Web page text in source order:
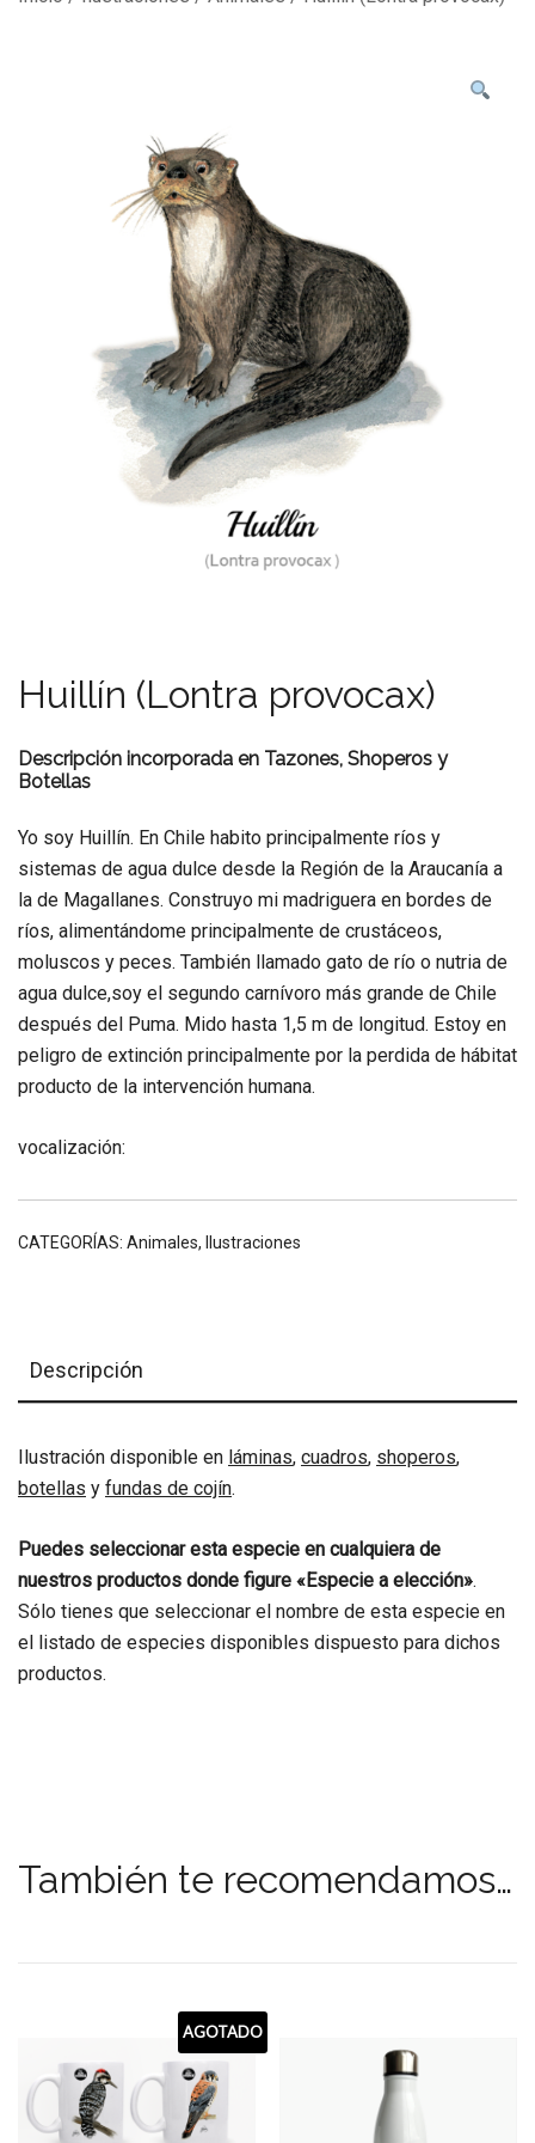
Huillín (Lontra provocax)
Descripción incorporada en Tazones, Shoperos y
Botellas
Yo soy Huillín. En Chile habito principalmente ríos y
sistemas de agua dulce desde la Región de la Araucanía a
la de Magallanes. Construyo mi madriguera en bordes de
ríos, alimentándome principalmente de crustáceos,
moluscos y peces. También llamado gato de río o nutria de
agua dulce,soy el segundo carnívoro más grande de Chile
después del Puma. Mido hasta 1,5 m de longitud. Estoy en
peligro de extinción principalmente por la perdida de hábitat
producto de la intervención humana.
vocalización:
CATEGORÍAS: Animales, Ilustraciones
Descripción
Ilustración disponible en láminas, cuadros, shoperos,
botellas y fundas de cojín.
Puedes seleccionar esta especie en cualquiera de
nuestros productos donde figure «Especie a elección».
Sólo tienes que seleccionar el nombre de esta especie en
el listado de especies disponibles dispuesto para dichos
productos.
También te recomendamos…
AGOTADO